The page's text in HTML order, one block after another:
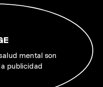
mental son
publicidad